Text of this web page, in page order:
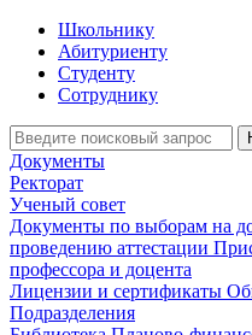
Школьнику
Абитуриенту
Студенту
Сотруднику
Документы
Ректорат
Ученый совет
Документы по выборам на
проведению аттестации
профессора и доцента
Лицензии и сертификаты
Подразделения